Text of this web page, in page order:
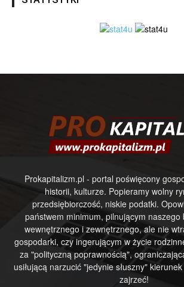
Prokapitalizm.pl - portal poświęcony
historii, kulturze. Popieramy wolny
przedsiębiorczość, niskie podatki.
państwem minimum, pilnującym naszego
wewnętrznego i zewnętrznego, ale nie
gospodarki, czy ingerującym w życie
za "polityczną poprawnością",
usiłującą narzucić "jedynie słuszny"
zajrzeć!